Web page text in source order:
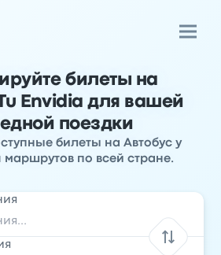
билеты на
Envidia для вашей
поездки
билеты на Автобус у
маршрутов по всей стране.